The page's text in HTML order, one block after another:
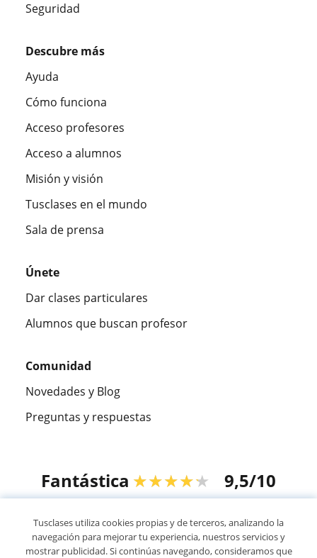
Seguridad
Descubre más
Ayuda
Cómo funciona
Acceso profesores
Acceso a alumnos
Misión y visión
Tusclases en el mundo
Sala de prensa
Únete
Dar clases particulares
Alumnos que buscan profesor
Comunidad
Novedades y Blog
Preguntas y respuestas
Fantástica ★★★★★ 9,5/10
© 2007 - 2026 Tusclases.com.ve
Tusclases utiliza cookies propias y de terceros, analizando la
navegación para mejorar tu experiencia, nuestros servicios y
mostrar publicidad. Si continúas navegando, consideramos que